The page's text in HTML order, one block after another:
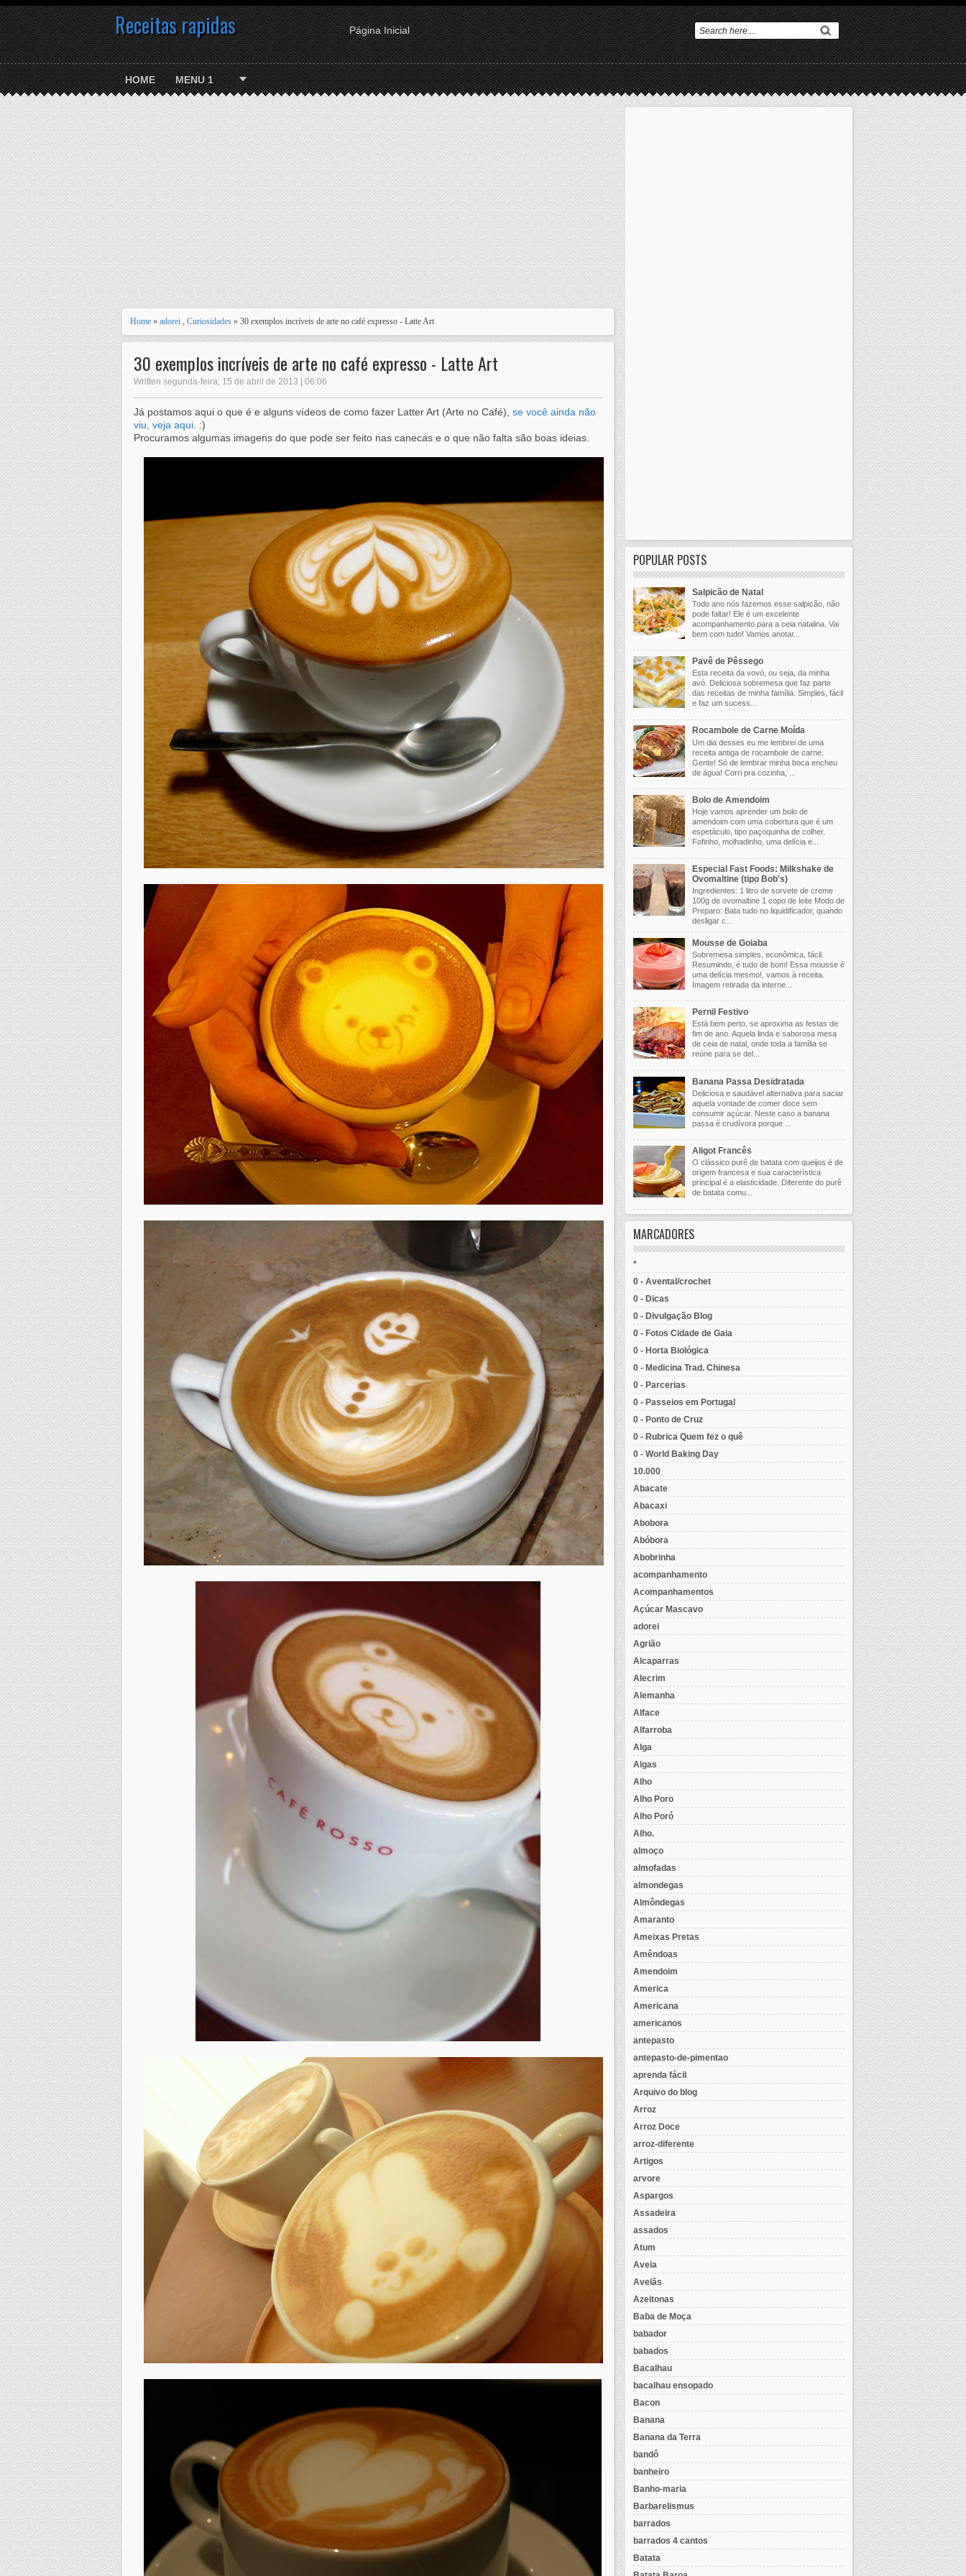
Receitas rapidas Página Inicial
HOME MENU 1
Home » adorei , Curiosidades » 30 exemplos incríveis de arte no café expresso - Latte Art
30 exemplos incríveis de arte no café expresso - Latte Art
Written segunda-feira, 15 de abril de 2013 | 06:06
Já postamos aqui o que é e alguns vídeos de como fazer Latter Art (Arte no Café), se você ainda não
viu, veja aqui . :)
Procuramos algumas imagens do que pode ser feito nas canecas e o que não falta são boas ideias.
POPULAR POSTS
Salpicão de Natal
Todo ano nós fazemos esse salpicão, não
pode faltar! Ele é um excelente
acompanhamento para a ceia natalina. Vai
bem com tudo! Vamos anotar...
Pavê de Pêssego
Esta receita da vovó, ou seja, da minha
avó. Deliciosa sobremesa que faz parte
das receitas de minha família. Simples, fácil
e faz um sucess...
Rocambole de Carne Moída
Um dia desses eu me lembrei de uma
receita antiga de rocambole de carne.
Gente! Só de lembrar minha boca encheu
de água! Corri pra cozinha, ...
Bolo de Amendoim
Hoje vamos aprender um bolo de
amendoim com uma cobertura que é um
espetáculo, tipo paçoquinha de colher.
Fofinho, molhadinho, uma delícia e...
Especial Fast Foods: Milkshake de
Ovomaltine (tipo Bob's)
Ingredientes: 1 litro de sorvete de creme
100g de ovomaltine 1 copo de leite Modo de
Preparo: Bata tudo no liquidificador, quando
desligar c...
Mousse de Goiaba
Sobremesa simples, econômica, fácil.
Resumindo, é tudo de bom! Essa mousse é
uma delícia mesmo!, vamos à receita.
Imagem retirada da interne...
Pernil Festivo
Está bem perto, se aproxima as festas de
fim de ano. Aquela linda e saborosa mesa
de ceia de natal, onde toda a família se
reúne para se del...
Banana Passa Desidratada
Deliciosa e saudável alternativa para saciar
aquela vontade de comer doce sem
consumir açúcar. Neste caso a banana
passa é crudívora porque ...
Aligot Francês
O clássico purê de batata com queijos é de
origem francesa e sua característica
principal é a elasticidade. Diferente do purê
de batata comu...
MARCADORES
*
0 - Avental/crochet
0 - Dicas
0 - Divulgação Blog
0 - Fotos Cidade de Gaia
0 - Horta Biológica
0 - Medicina Trad. Chinesa
0 - Parcerias
0 - Passeios em Portugal
0 - Ponto de Cruz
0 - Rubrica Quem fez o quê
0 - World Baking Day
10.000
Abacate
Abacaxi
Abobora
Abóbora
Abobrinha
acompanhamento
Acompanhamentos
Açúcar Mascavo
adorei
Agrião
Alcaparras
Alecrim
Alemanha
Alface
Alfarroba
Alga
Algas
Alho
Alho Poro
Alho Poró
Alho.
almoço
almofadas
almondegas
Almôndegas
Amaranto
Ameixas Pretas
Amêndoas
Amendoim
America
Americana
americanos
antepasto
antepasto-de-pimentao
aprenda fácil
Arquivo do blog
Arroz
Arroz Doce
arroz-diferente
Artigos
arvore
Aspargos
Assadeira
assados
Atum
Aveia
Avelãs
Azeitonas
Baba de Moça
babador
babados
Bacalhau
bacalhau ensopado
Bacon
Banana
Banana da Terra
bandô
banheiro
Banho-maria
Barbarelismus
barrados
barrados 4 cantos
Batata